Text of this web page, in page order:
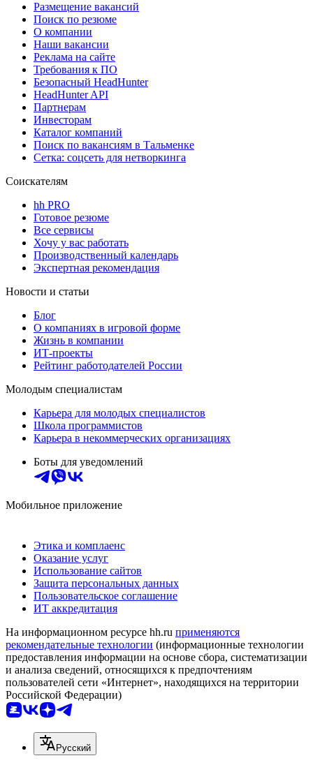
Размещение вакансий
Поиск по резюме
О компании
Наши вакансии
Реклама на сайте
Требования к ПО
Безопасный HeadHunter
HeadHunter API
Партнерам
Инвесторам
Каталог компаний
Поиск по вакансиям в Тальменке
Сетка: соцсеть для нетворкинга
Соискателям
hh PRO
Готовое резюме
Все сервисы
Хочу у вас работать
Производственный календарь
Экспертная рекомендация
Новости и статьи
Блог
О компаниях в игровой форме
Жизнь в компании
ИТ-проекты
Рейтинг работодателей России
Молодым специалистам
Карьера для молодых специалистов
Школа программистов
Карьера в некоммерческих организациях
Боты для уведомлений
Мобильное приложение
Этика и комплаенс
Оказание услуг
Использование сайтов
Защита персональных данных
Пользовательское соглашение
ИТ аккредитация
На информационном ресурсе hh.ru применяются
рекомендательные технологии (информационные технологии
предоставления информации на основе сбора, систематизации
и анализа сведений, относящихся к предпочтениям
пользователей сети «Интернет», находящихся на территории
Российской Федерации)
Русский